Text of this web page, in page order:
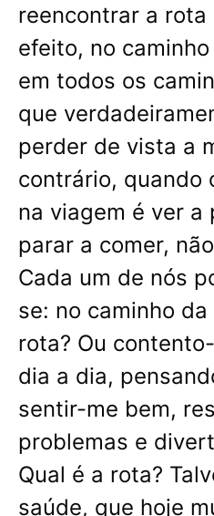
reencontrar a rota
efeito, no
em todos os
que
perder de vista a
contrário, quando
na viagem é ver a
parar a comer,
Cada um de nós
se: no caminho
rota? Ou
dia a dia,
sentir-me bem,
problemas e
Qual é a rota?
saúde, que hoje